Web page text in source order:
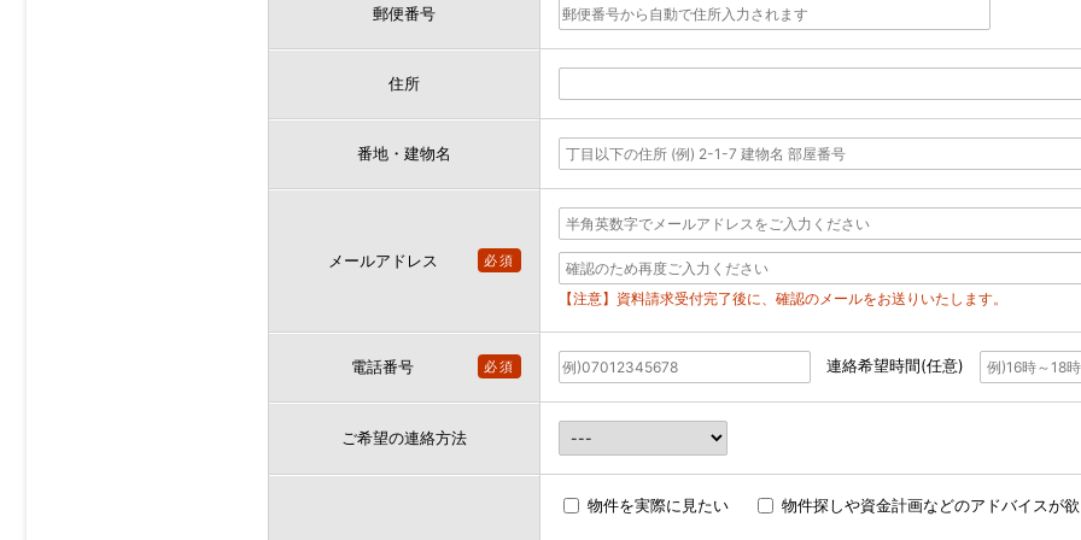
郵便番号
住所
番地・建物名
メールアドレス 必須
【注意】資料請求受付完了後に、確認のメールをお送りいたします。
電話番号 必須 連絡希望時間(任意)
ご希望の連絡方法
物件を実際に見たい 物件探しや資金計画などのアドバイスが